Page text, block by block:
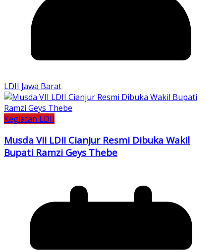
LDII Jawa Barat
Kegiatan LDII
Musda VII LDII Cianjur Resmi Dibuka Wakil
Bupati Ramzi Geys Thebe